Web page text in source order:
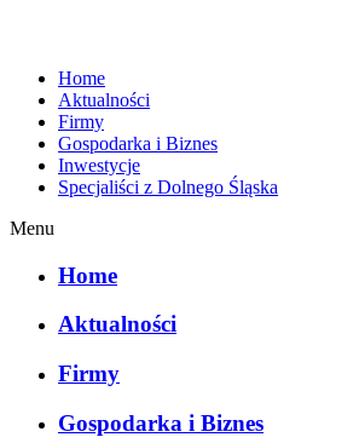
Home
Aktualności
Firmy
Gospodarka i Biznes
Inwestycje
Specjaliści z Dolnego Śląska
Menu
Home
Aktualności
Firmy
Gospodarka i Biznes